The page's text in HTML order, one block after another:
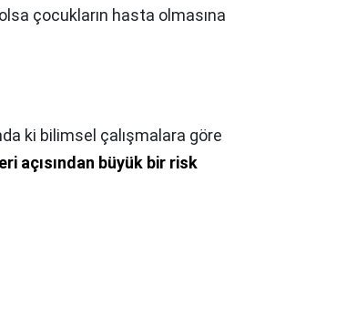
çocukların hasta olmasına
ki bilimsel çalışmalara göre
açısından büyük bir risk